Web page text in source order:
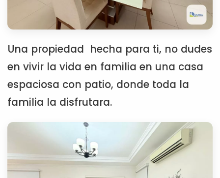
Una propiedad hecha para ti, no dudes
en vivir la vida en familia en una casa
espaciosa con patio, donde toda la
familia la disfrutara.